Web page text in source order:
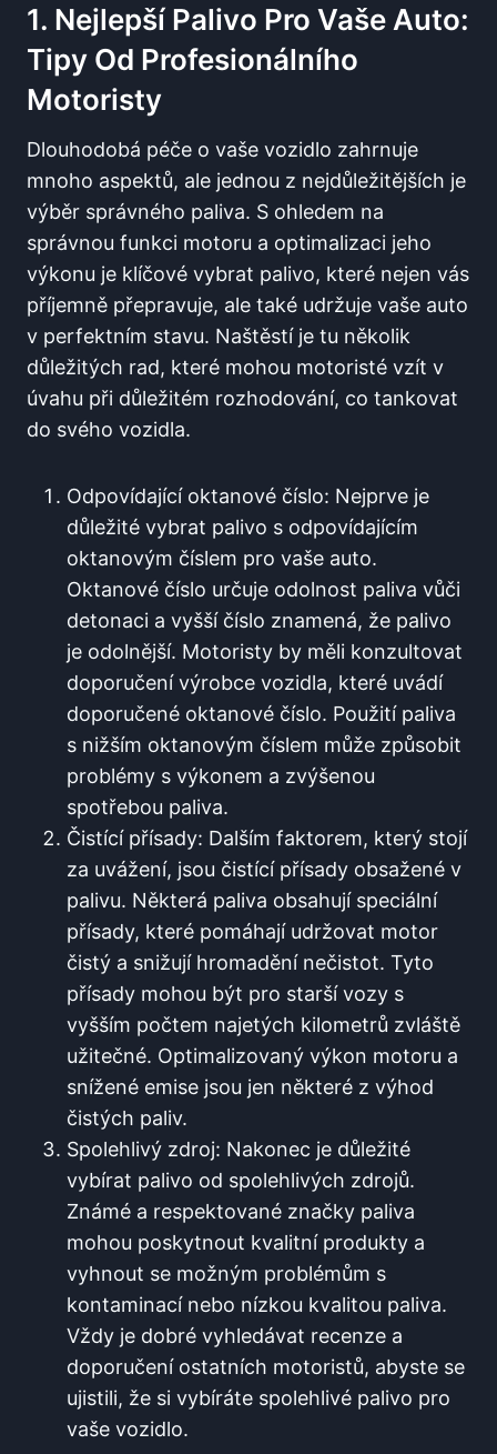
1. Nejlepší Palivo Pro ‌vaše Auto:
Tipy Od Profesionálního
Motoristy
Dlouhodobá péče o vaše‍ vozidlo zahrnuje
mnoho aspektů, ale jednou z nejdůležitějších ​je
⁤výběr správného paliva. S ohledem na
správnou ⁣funkci‍ motoru a optimalizaci jeho
výkonu je ⁢klíčové vybrat palivo,⁤ které⁤ nejen vás
příjemně přepravuje, ale také udržuje vaše auto
v perfektním stavu. Naštěstí je tu několik
důležitých rad, které mohou‍ motoristé vzít v
úvahu při důležitém rozhodování, co⁣ tankovat
do svého vozidla.
Odpovídající ​oktanové číslo:‌ Nejprve je
důležité vybrat palivo s odpovídajícím
oktanovým číslem ‌pro vaše auto.
⁤Oktanové číslo určuje‌ odolnost paliva ‍vůči
detonaci a vyšší číslo znamená,⁢ že ⁢palivo
je odolnější. Motoristy by měli konzultovat
doporučení výrobce vozidla, které uvádí​
doporučené oktanové číslo. Použití paliva
s nižším oktanovým číslem může způsobit
problémy s výkonem a zvýšenou
spotřebou paliva.
Čistící přísady: Dalším faktorem, který stojí
za uvážení, jsou čistící přísady obsažené v
palivu.⁣ Některá⁢ paliva obsahují speciální
přísady, které pomáhají udržovat motor
čistý a snižují⁤ hromadění nečistot. Tyto
přísady mohou být pro starší vozy s​
vyšším počtem najetých kilometrů zvláště
užitečné. ⁣Optimalizovaný výkon motoru a
snížené emise jsou jen některé z výhod
čistých paliv.
Spolehlivý ⁤zdroj: Nakonec je důležité
vybírat palivo od spolehlivých zdrojů.
Známé a⁤ respektované značky paliva
mohou poskytnout ⁤kvalitní ⁤produkty a
vyhnout⁢ se ⁣možným problémům s
kontaminací nebo nízkou kvalitou paliva.
Vždy je dobré vyhledávat recenze ‍a
doporučení ostatních motoristů, abyste se
ujistili, že si ⁤vybíráte spolehlivé palivo pro
vaše vozidlo.